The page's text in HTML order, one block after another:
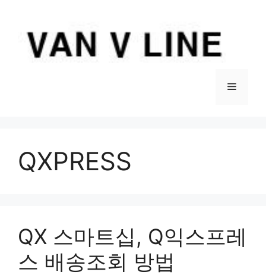
메
QXPRESS
QX 스마트십, Q익스프레
스 배송조회 방법